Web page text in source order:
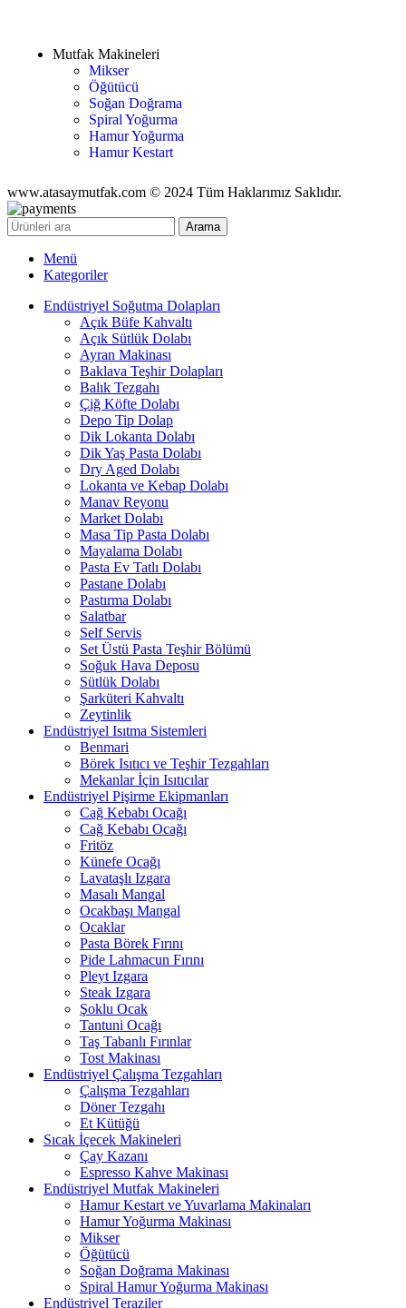
Mutfak Makineleri
Mikser
Öğütücü
Soğan Doğrama
Spiral Yoğurma
Hamur Yoğurma
Hamur Kestart
www.atasaymutfak.com © 2024 Tüm Haklarımız Saklıdır.
Arama
Menü
Kategoriler
Endüstriyel Soğutma Dolapları
Açık Büfe Kahvaltı
Açık Sütlük Dolabı
Ayran Makinası
Baklava Teşhir Dolapları
Balık Tezgahı
Çiğ Köfte Dolabı
Depo Tip Dolap
Dik Lokanta Dolabı
Dik Yaş Pasta Dolabı
Dry Aged Dolabı
Lokanta ve Kebap Dolabı
Manav Reyonu
Market Dolabı
Masa Tip Pasta Dolabı
Mayalama Dolabı
Pasta Ev Tatlı Dolabı
Pastane Dolabı
Pastırma Dolabı
Salatbar
Self Servis
Set Üstü Pasta Teşhir Bölümü
Soğuk Hava Deposu
Sütlük Dolabı
Şarküteri Kahvaltı
Zeytinlik
Endüstriyel Isıtma Sistemleri
Benmari
Börek Isıtıcı ve Teşhir Tezgahları
Mekanlar İçin Isıtıcılar
Endüstriyel Pişirme Ekipmanları
Cağ Kebabı Ocağı
Cağ Kebabı Ocağı
Fritöz
Künefe Ocağı
Lavataşlı Izgara
Masalı Mangal
Ocakbaşı Mangal
Ocaklar
Pasta Börek Fırını
Pide Lahmacun Fırını
Pleyt Izgara
Steak Izgara
Şoklu Ocak
Tantuni Ocağı
Taş Tabanlı Fırınlar
Tost Makinası
Endüstriyel Çalışma Tezgahları
Çalışma Tezgahları
Döner Tezgahı
Et Kütüğü
Sıcak İçecek Makineleri
Çay Kazanı
Espresso Kahve Makinası
Endüstriyel Mutfak Makineleri
Hamur Kestart ve Yuvarlama Makinaları
Hamur Yoğurma Makinası
Mikser
Öğütücü
Soğan Doğrama Makinası
Spiral Hamur Yoğurma Makinası
Endüstriyel Teraziler